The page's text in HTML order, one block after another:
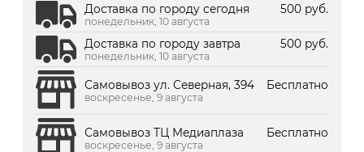
Доставка по городу сегодня
500 руб.
понедельник, 10 августа
Доставка по городу завтра 500 руб.
понедельник, 10 августа
Самовывоз ул. Северная, 394 Бесплатно
воскресенье, 9 августа
Самовывоз ТЦ Медиаплаза Бесплатно
воскресенье, 9 августа